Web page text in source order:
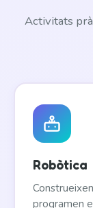
Activitats
Robòtica
programen